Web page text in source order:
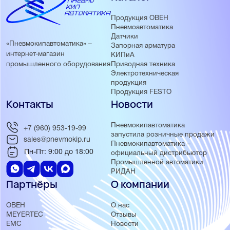
«Пневмокипавтоматика» –
интернет-магазин
промышленного оборудования
Продукция ОВЕН
Пневмоавтоматика
Датчики
Запорная арматура
КИПиА
Приводная техника
Электротехническая
продукция
Продукция FESTO
Новости
Пневмокипавтоматика
запустила розничные продажи
Пневмокипавтоматика –
официальный дистрибьютор
Промышленной автоматики
РИДАН
Партнёры
ОВЕН
MEYERTEC
EMC
О компании
О нас
Отзывы
Новости
Контакты
+7 (960) 953-19-99
sales@pnevmokip.ru
Пн-Пт: 9:00 до 18:00